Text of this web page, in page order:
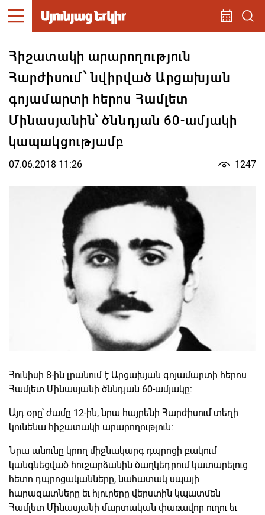
Հիշատակի արարողություն
Հարժիսում՝ նվիրված Արցախյան
գոյամարտի հերոս Համլետ
Մինասյանին՝ ծննդյան 60-ամյակի
կապակցությամբ
07.06.2018 11:26 1247
Հունիսի 8-ին լրանում է Արցախյան գոյամարտի հերոս
Համլետ Մինասյանի ծննդյան 60-ամյակը:
Այդ օրը՝ ժամը 12-ին, նրա հայրենի Հարժիսում տեղի
կունենա հիշատակի արարողություն:
Նրա անունը կրող միջնակարգ դպրոցի բակում
կանգնեցված հուշարձանին ծաղկեդրում կատարելուց
հետո դպրոցականները, նահատակ սպայի
հարազատները եւ հյուրերը վերստին կպատմեն
Համլետ Մինասյանի մարտական փառավոր ուղու եւ